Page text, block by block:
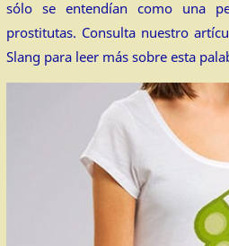
sólo se entendían como una
prostitutas. Consulta nuestro
Slang para leer más sobre esta